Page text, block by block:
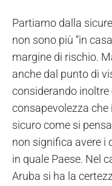
Partiamo dalla
non sono più “in
margine di rischio.
anche dal punto di
considerando
consapevolezza che
sicuro come si
non significa avere i
in quale Paese. Nel
Aruba si ha la